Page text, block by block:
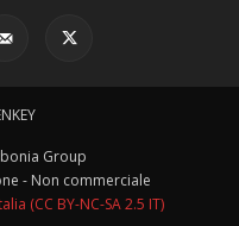
Group
- Non commerciale
(CC BY-NC-SA 2.5 IT)